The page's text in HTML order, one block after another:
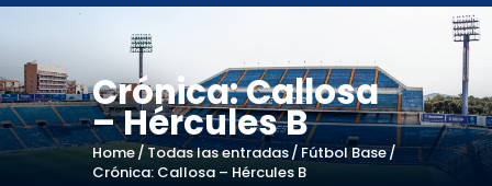
Crónica: Callosa
– Hércules B
Home Todas las entradas
Fútbol Base
Crónica: Callosa – Hércules B